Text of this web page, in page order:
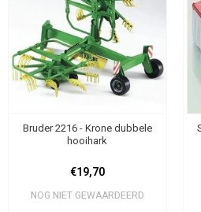
Bruder 2216 - Krone dubbele
hooihark
€19,70
NOG NIET GEWAARDEERD